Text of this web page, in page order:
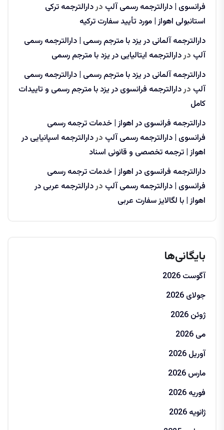
فرانسوی | دارالترجمه رسمی آلپ دردارالترجمه ترکی
استانبولی اهواز | مورد تأیید سفارت ترکیه
دارالترجمه آلمانی در یزد با مترجم رسمی | دارالترجمه رسمی
آلپ دردارالترجمه ایتالیایی در یزد با مترجم رسمی
دارالترجمه آلمانی در یزد با مترجم رسمی | دارالترجمه رسمی
آلپ دردارالترجمه فرانسوی در یزد با مترجم رسمی و تاییدات
کامل
دارالترجمه فرانسوی در اهواز | خدمات ترجمه رسمی
فرانسوی | دارالترجمه رسمی آلپ دردارالترجمه اسپانیایی در
اهواز | ترجمه تخصصی و قانونی اسناد
دارالترجمه فرانسوی در اهواز | خدمات ترجمه رسمی
فرانسوی | دارالترجمه رسمی آلپ دردارالترجمه عربی در
اهواز | با لگالایز سفارت عربی
بایگانی‌ها
آگوست 2026
جولای 2026
ژوئن 2026
می 2026
آوریل 2026
مارس 2026
فوریه 2026
ژانویه 2026